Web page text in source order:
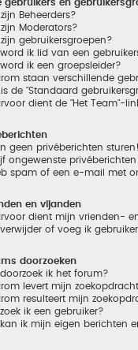
gebruikers en
Beheerders?
Moderators?
gebruikersgroepen?
word ik lid van een
word ik een groepsleider?
staan verschillende
de "Standaard
dient de "Het Team"-
geen privéberichten sturen!
ongewenste
spam of een e-mail met
en vijanden
dient mijn vrienden-
verwijder of voeg ik
doorzoeken
doorzoek ik het forum?
levert mijn
resulteert mijn
ik een gebruiker?
kan ik mijn eigen berichten